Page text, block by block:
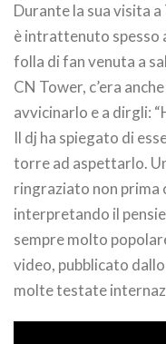
Durante la sua visita
è intrattenuto spesso
folla di fan venuta a
CN Tower, c’era
avvicinarlo e a dirgli:
Il dj ha spiegato di
torre ad aspettarlo.
ringraziato non prima
interpretando il
sempre molto
video, pubblicato
molte testate